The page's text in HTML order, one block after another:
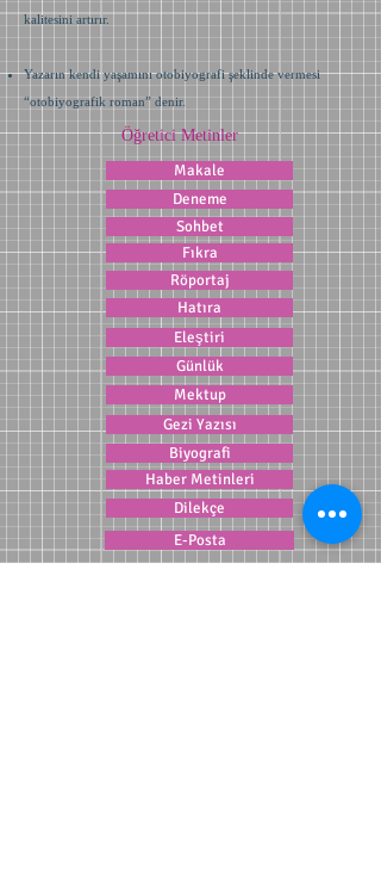
kalitesini artırır.
Yazarın kendi yaşamını otobiyografi şeklinde vermesi
“otobiyografik roman” denir.
Öğretici Metinler
Makale
Deneme
Sohbet
Fıkra
Röportaj
Hatıra
Eleştiri
Günlük
Mektup
Gezi Yazısı
Biyografi
Haber Metinleri
Dilekçe
E-Posta